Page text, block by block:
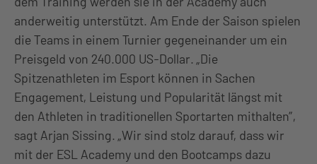
anderweitig unterstützt. Am Ende der Saison spielen
die Teams in einem Turnier gegeneinander um ein
Preisgeld von 240.000 US-Dollar. „Die
Spitzenathleten im Esport können in Sachen
Engagement, Leistung und Popularität längst mit
den Athleten in traditionellen Sportarten mithalten”,
sagt Arjan Sissing. „Wir sind stolz darauf, dass wir
mit der ESL Academy und den Bootcamps dazu